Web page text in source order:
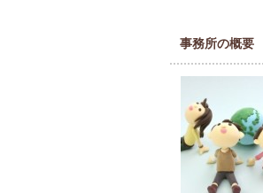
事務所の概要